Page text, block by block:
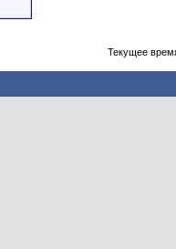
Текущее